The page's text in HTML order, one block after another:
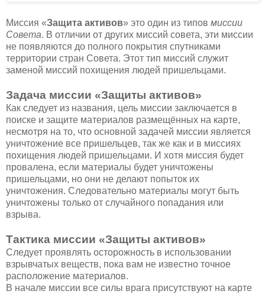
Миссия «Защита активов» это один из типов миссии
Совета. В отличии от других миссий совета, эти миссии
не появляются до полного покрытия спутниками
территории стран Совета. Этот тип миссий служит
заменой миссий похищения людей пришельцами.
Задача миссии «Защиты активов»
Как следует из названия, цель миссии заключается в
поиске и защите материалов размещённых на карте,
несмотря на то, что основной задачей миссии является
уничтожение все пришельцев, так же как и в миссиях
похищения людей пришельцами. И хотя миссия будет
провалена, если материалы будет уничтожены
пришельцами, но они не делают попыток их
уничтожения. Следовательно материалы могут быть
уничтожены только от случайного попадания или
взрыва.
Тактика миссии «Защиты активов»
Следует проявлять осторожность в использовании
взрывчатых веществ, пока вам не известно точное
расположение материалов.
В начале миссии все силы врага присутствуют на карте